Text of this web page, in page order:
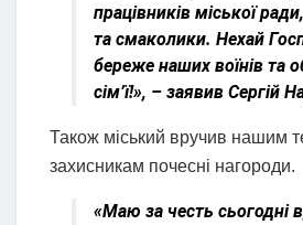
працівників міської
та смаколики. Нехай
береже наших воїнів та
сім’ї!», – заявив Сергій
Також міський вручив нашим
захисникам почесні нагороди.
«Маю за честь сьогодні